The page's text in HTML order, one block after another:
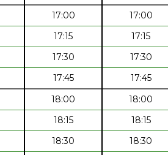
17:00 17:00
17:15 17:15
17:30 17:30
17:45 17:45
18:00 18:00
18:15 18:15
18:30 18:30